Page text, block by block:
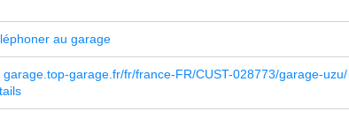
au garage
garage.top-garage.fr/fr/france-FR/CUST-028773/garage-uzu/